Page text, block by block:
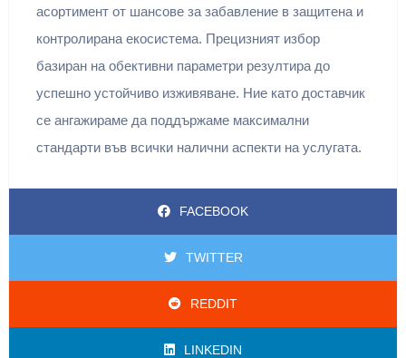
асортимент от шансове за забавление в защитена и
контролирана екосистема. Прецизният избор
базиран на обективни параметри резултира до
успешно устойчиво изживяване. Ние като доставчик
се ангажираме да поддържаме максимални
стандарти във всички налични аспекти на услугата.
FACEBOOK
TWITTER
REDDIT
LINKEDIN